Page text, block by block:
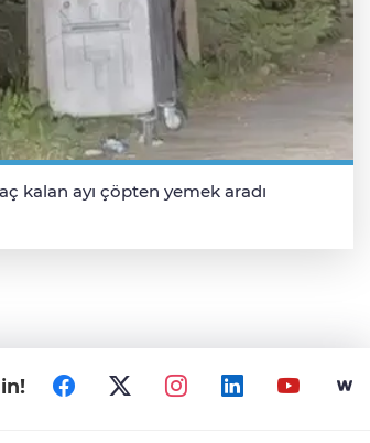
kalan ayı çöpten yemek aradı